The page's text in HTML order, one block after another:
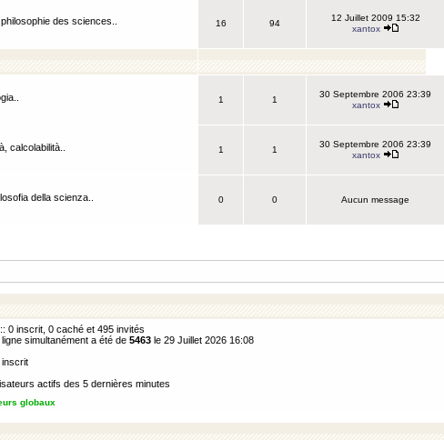
des sciences..
16 94
12 Juillet 2009 15:32
xantox
1 1
30 Septembre 2006 23:39
xantox
calcolabilità..
1 1
30 Septembre 2006 23:39
xantox
della scienza..
0 0 Aucun message
0 inscrit, 0 caché et 495 invités
simultanément a été de 5463 le 29 Juillet 2026 16:08
inscrit
actifs des 5 dernières minutes
globaux